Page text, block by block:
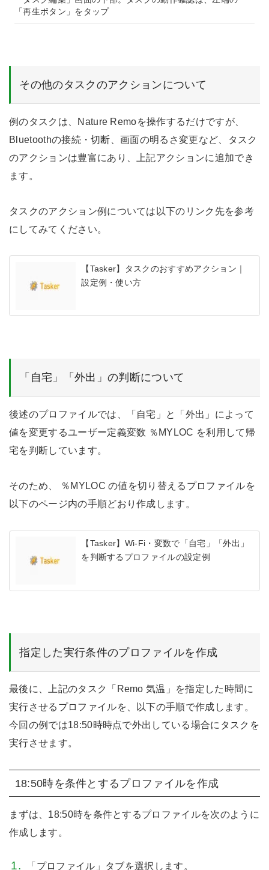
「再生ボタン」をタップ
その他のタスクのアクションについて
例のタスクは、Nature Remoを操作するだけですが、
Bluetoothの接続・切断、画面の明るさ変更など、タスク
のアクションは豊富にあり、上記アクションに追加でき
ます。
タスクのアクション例については以下のリンク先を参考
にしてみてください。
【Tasker】タスクのおすすめアクション｜
設定例・使い方
「自宅」「外出」の判断について
後述のプロファイルでは、「自宅」と「外出」によって
値を変更するユーザー定義変数 ％MYLOC を利用して帰
宅を判断しています。
そのため、 ％MYLOC の値を切り替えるプロファイルを
以下のページ内の手順どおり作成します。
【Tasker】Wi-Fi・変数で「自宅」「外出」
を判断するプロファイルの設定例
指定した実行条件のプロファイルを作成
最後に、上記のタスク「Remo 気温」を指定した時間に
実行させるプロファイルを、以下の手順で作成します。
今回の例では18:50時時点で外出している場合にタスクを
実行させます。
18:50時を条件とするプロファイルを作成
まずは、18:50時を条件とするプロファイルを次のように
作成します。
「プロファイル」タブを選択します。